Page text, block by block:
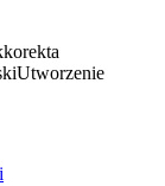
korekta
Utworzenie